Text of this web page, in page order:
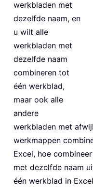
werkbladen met
dezelfde naam, en
u wilt alle
werkbladen met
dezelfde naam
combineren tot
één werkblad,
maar ook alle
andere
werkbladen met
werkmappen
Excel, hoe
met dezelfde naam
één werkblad in